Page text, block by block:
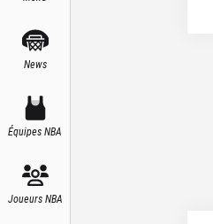
News
Équipes NBA
Joueurs NBA